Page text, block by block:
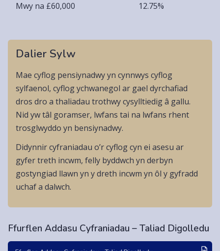
Mwy na £60,000 12.75%
Dalier Sylw
Mae cyflog pensiynadwy yn cynnwys cyflog
sylfaenol, cyflog ychwanegol ar gael dyrchafiad
dros dro a thaliadau trothwy cysylltiedig â gallu.
Nid yw tâl goramser, lwfans tai na lwfans rhent
trosglwyddo yn bensiynadwy.
Didynnir cyfraniadau o’r cyflog cyn ei asesu ar
gyfer treth incwm, felly byddwch yn derbyn
gostyngiad llawn yn y dreth incwm yn ôl y gyfradd
uchaf a dalwch.
Ffurflen Addasu Cyfraniadau – Taliad Digolledu